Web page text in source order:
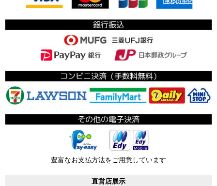
豊富なお支払方法をご用意しています
直営店展示